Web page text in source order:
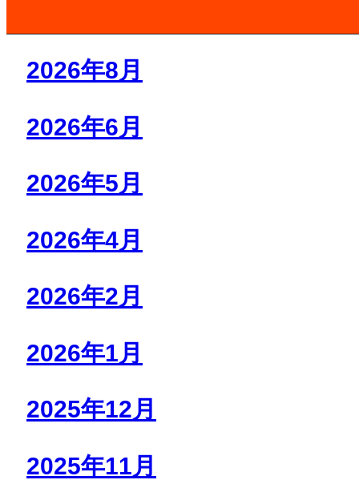
2026年8月
2026年6月
2026年5月
2026年4月
2026年2月
2026年1月
2025年12月
2025年11月